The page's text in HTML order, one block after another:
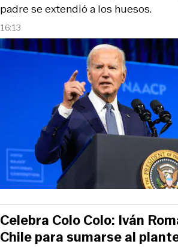
16:13
padre se extendió a los huesos.
Celebra Colo Colo: Iván
Chile para sumarse al